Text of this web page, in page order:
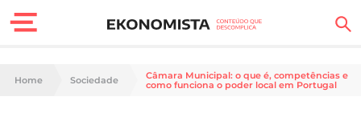
Finanças Pessoais
Home Sociedade
Câmara Municipal: o que é, competências e
como funciona o poder local em Portugal